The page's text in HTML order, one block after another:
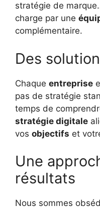
stratégie de
charge par une
complémentaire.
Des
Chaque entreprise
pas de stratégie
temps de
stratégie digitale
vos objectifs et
Une
résultats
Nous sommes